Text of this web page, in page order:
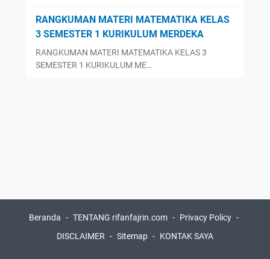
RANGKUMAN MATERI MATEMATIKA KELAS
3 SEMESTER 1 KURIKULUM MERDEKA
RANGKUMAN MATERI MATEMATIKA KELAS 3
SEMESTER 1 KURIKULUM ME…
Beranda TENTANG rifanfajrin.com
Privacy Policy
DISCLAIMER
Sitemap KONTAK SAYA